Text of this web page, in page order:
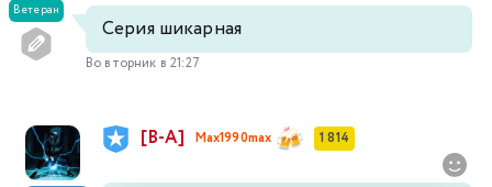
Ветеран
Серия шикарная
Во вторник в 21:27
[В-А] Max1990max 1 814